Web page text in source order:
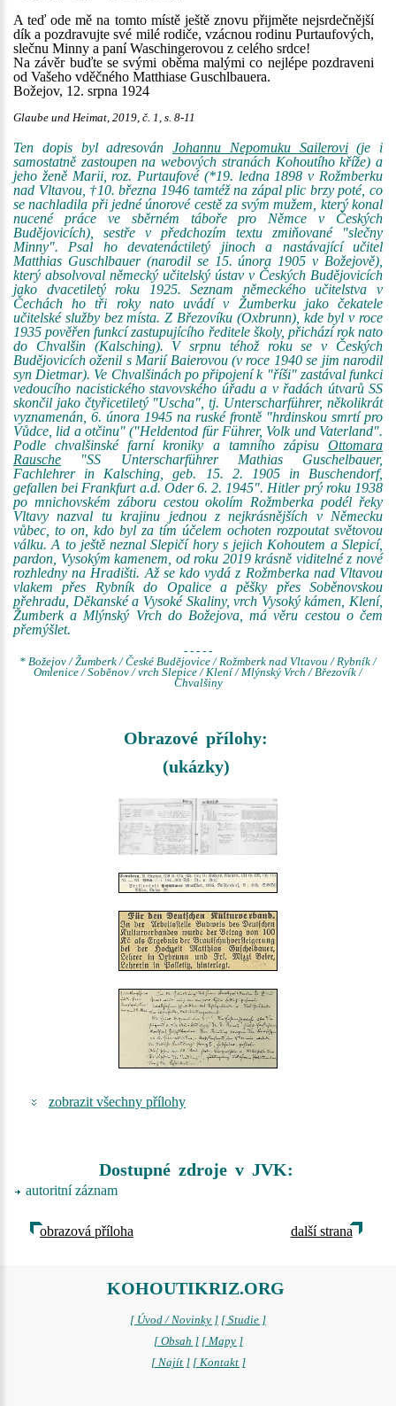
A teď ode mě na tomto místě ještě znovu přijměte nejsrdečnější
dík a pozdravujte své milé rodiče, vzácnou rodinu Purtaufových,
slečnu Minny a paní Waschingerovou z celého srdce!
Na závěr buďte se svými oběma malými co nejlépe pozdraveni
od Vašeho vděčného Matthiase Guschlbauera.
Božejov, 12. srpna 1924
Glaube und Heimat, 2019, č. 1, s. 8-11
Ten dopis byl adresován Johannu Nepomuku Sailerovi(je i
samostatně zastoupen na webových stranách Kohoutího kříže) a
jeho ženě Marii, roz. Purtaufové (*19. ledna 1898 v Rožmberku
nad Vltavou, †10. března 1946 tamtéž na zápal plic brzy poté, co
se nachladila při jedné únorové cestě za svým mužem, který konal
nucené práce ve sběrném táboře pro Němce v Českých
Budějovicích), sestře v předchozím textu zmiňované "slečny
Minny". Psal ho devatenáctiletý jinoch a nastávající učitel
Matthias Guschlbauer (narodil se 15. února 1905 v Božejově),
který absolvoval německý učitelský ústav v Českých Budějovicích
jako dvacetiletý roku 1925. Seznam německého učitelstva v
Čechách ho tři roky nato uvádí v Žumberku jako čekatele
učitelské služby bez místa. Z Březovíku (Oxbrunn), kde byl v roce
1935 pověřen funkcí zastupujícího ředitele školy, přichází rok nato
do Chvalšin (Kalsching). V srpnu téhož roku se v Českých
Budějovicích oženil s Marií Baierovou (v roce 1940 se jim narodil
syn Dietmar). Ve Chvalšinách po připojení k "říši" zastával funkci
vedoucího nacistického stavovského úřadu a v řadách útvarů SS
skončil jako čtyřicetiletý "Uscha", tj. Unterscharführer, několikrát
vyznamenán, 6. února 1945 na ruské frontě "hrdinskou smrtí pro
Vůdce, lid a otčinu" ("Heldentod für Führer, Volk und Vaterland".
Podle chvalšinské farní kroniky a tamního zápisu Ottomara
Rausche "SS Unterscharführer Mathias Guschelbauer,
Fachlehrer in Kalsching, geb. 15. 2. 1905 in Buschendorf,
gefallen bei Frankfurt a.d. Oder 6. 2. 1945". Hitler prý roku 1938
po mnichovském záboru cestou okolím Rožmberka podél řeky
Vltavy nazval tu krajinu jednou z nejkrásnějších v Německu
vůbec, to on, kdo byl za tím účelem ochoten rozpoutat světovou
válku. A to ještě neznal Slepičí hory s jejich Kohoutem a Slepicí,
pardon, Vysokým kamenem, od roku 2019 krásně viditelné z nové
rozhledny na Hradišti. Až se kdo vydá z Rožmberka nad Vltavou
vlakem přes Rybník do Opalice a pěšky přes Soběnovskou
přehradu, Děkanské a Vysoké Skaliny, vrch Vysoký kámen, Klení,
Žumberk a Mlýnský Vrch do Božejova, má věru cestou o čem
přemýšlet.
- - - - -
* Božejov / Žumberk / České Budějovice / Rožmberk nad Vltavou / Rybník /
Omlenice / Soběnov / vrch Slepice / Klení / Mlýnský Vrch / Březovík /
Chvalšiny
Obrazové přílohy:
(ukázky)
zobrazit všechny přílohy
Dostupné zdroje v JVK:
autoritní záznam
obrazová příloha další strana
KOHOUTIKRIZ.ORG
[ Úvod / Novinky ] [ Studie ]
[ Obsah ] [ Mapy ]
[ Najít ] [ Kontakt ]